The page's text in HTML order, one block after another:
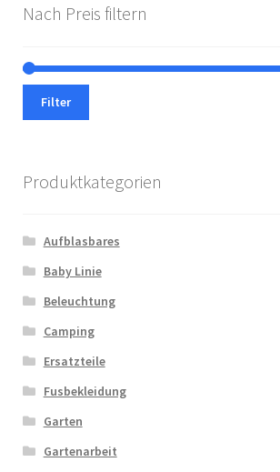
Nach Preis filtern
Filter
Produktkategorien
Aufblasbares
Baby Linie
Beleuchtung
Camping
Ersatzteile
Fusbekleidung
Garten
Gartenarbeit